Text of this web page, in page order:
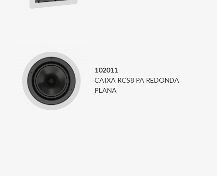
102011
CAIXA RCS8 PA REDONDA
PLANA